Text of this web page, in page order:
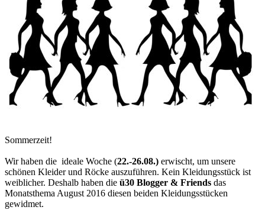
Sommerzeit!
Wir haben die ideale Woche (22.-26.08.) erwischt, um unsere
schönen Kleider und Röcke auszuführen. Kein Kleidungsstück ist
weiblicher. Deshalb haben die ü30 Blogger & Friends das
Monatsthema August 2016 diesen beiden Kleidungsstücken
gewidmet.